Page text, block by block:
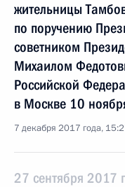
жительницы
по поручению
советником
Михаилом
Российской
в Москве 10
7 декабря 2017 года,
27 сентября 2017